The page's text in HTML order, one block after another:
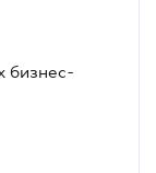
бизнес-